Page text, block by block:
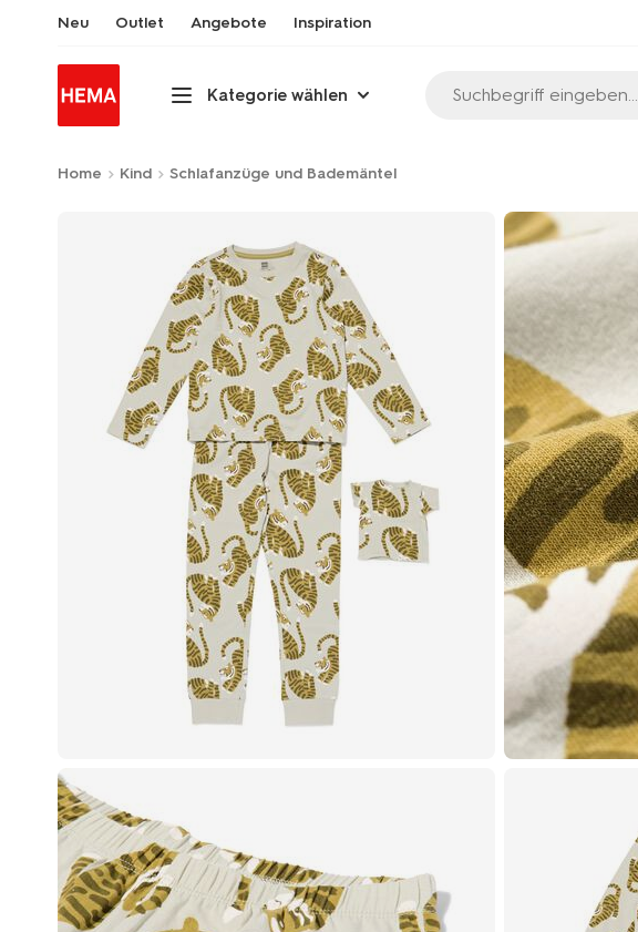
Neu Outlet Angebote Inspiration
Kategorie wählen Suchbegriff eingeben...
Home Kind Schlafanzüge und Bademäntel